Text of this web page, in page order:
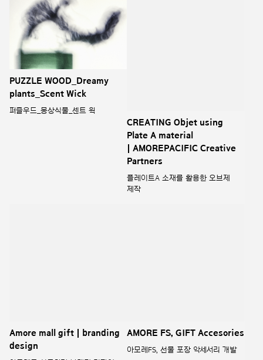
PUZZLE WOOD_Dreamy
plants_Scent Wick
퍼즐우드_몽상식물_센트 윅
Partners
플레이트A 소재를 활용한 오브제
제작